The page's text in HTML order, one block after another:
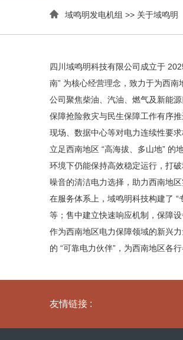
 域鸣明发电机组 >> 关于域鸣明
四川域鸣明科技有限公司成立于
南” 为核心经营理念，致力于为西南
公司聚焦柴油、汽油、燃气及新能
保障抢险救灾与民生保障工作有序
现场、数据中心等对电力连续性要
立足西南地区 “高海拔、多山地”
环境下仍能保持高效稳定运行，打
噪音的清洁电力选择，助力西南地
在服务体系上，域鸣明科技构建了
等；售中建立快速响应机制，保障
作为西南地区电力保障领域的新兴
的 “可靠电力伙伴”，为西南地区各
友情链接 :